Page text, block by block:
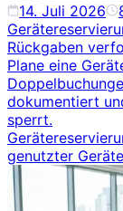
14. Juli 2026
Rückgaben
Plane eine
dokumentiert
sperrt.
genutzter Geräte